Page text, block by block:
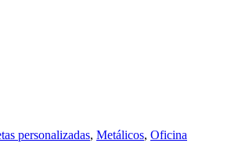
personalizadas, Metálicos, Oficina